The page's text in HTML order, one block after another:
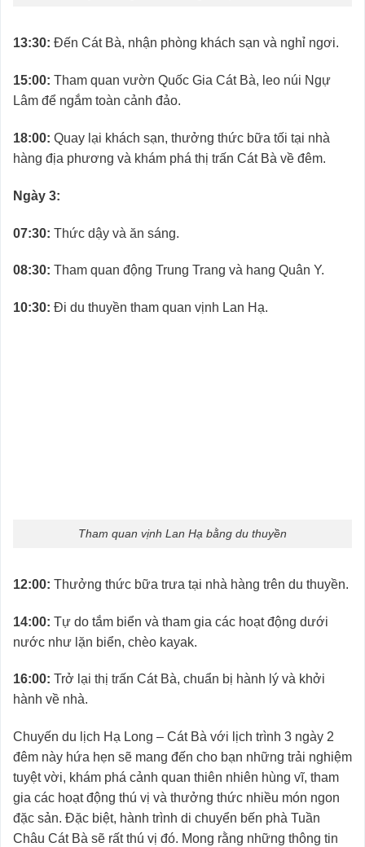
13:30: Đến Cát Bà, nhận phòng khách sạn và nghỉ ngơi.
15:00: Tham quan vườn Quốc Gia Cát Bà, leo núi Ngự
Lâm để ngắm toàn cảnh đảo.
18:00: Quay lại khách sạn, thưởng thức bữa tối tại nhà
hàng địa phương và khám phá thị trấn Cát Bà về đêm.
Ngày 3:
07:30: Thức dậy và ăn sáng.
08:30: Tham quan động Trung Trang và hang Quân Y.
10:30: Đi du thuyền tham quan vịnh Lan Hạ.
Tham quan vịnh Lan Hạ bằng du thuyền
12:00: Thưởng thức bữa trưa tại nhà hàng trên du thuyền.
14:00: Tự do tắm biển và tham gia các hoạt động dưới
nước như lặn biển, chèo kayak.
16:00: Trở lại thị trấn Cát Bà, chuẩn bị hành lý và khởi
hành về nhà.
Chuyến du lịch Hạ Long – Cát Bà với lịch trình 3 ngày 2
đêm này hứa hẹn sẽ mang đến cho bạn những trải nghiệm
tuyệt vời, khám phá cảnh quan thiên nhiên hùng vĩ, tham
gia các hoạt động thú vị và thưởng thức nhiều món ngon
đặc sản. Đặc biệt, hành trình di chuyển bến phà Tuần
Châu Cát Bà sẽ rất thú vị đó. Mong rằng những thông tin